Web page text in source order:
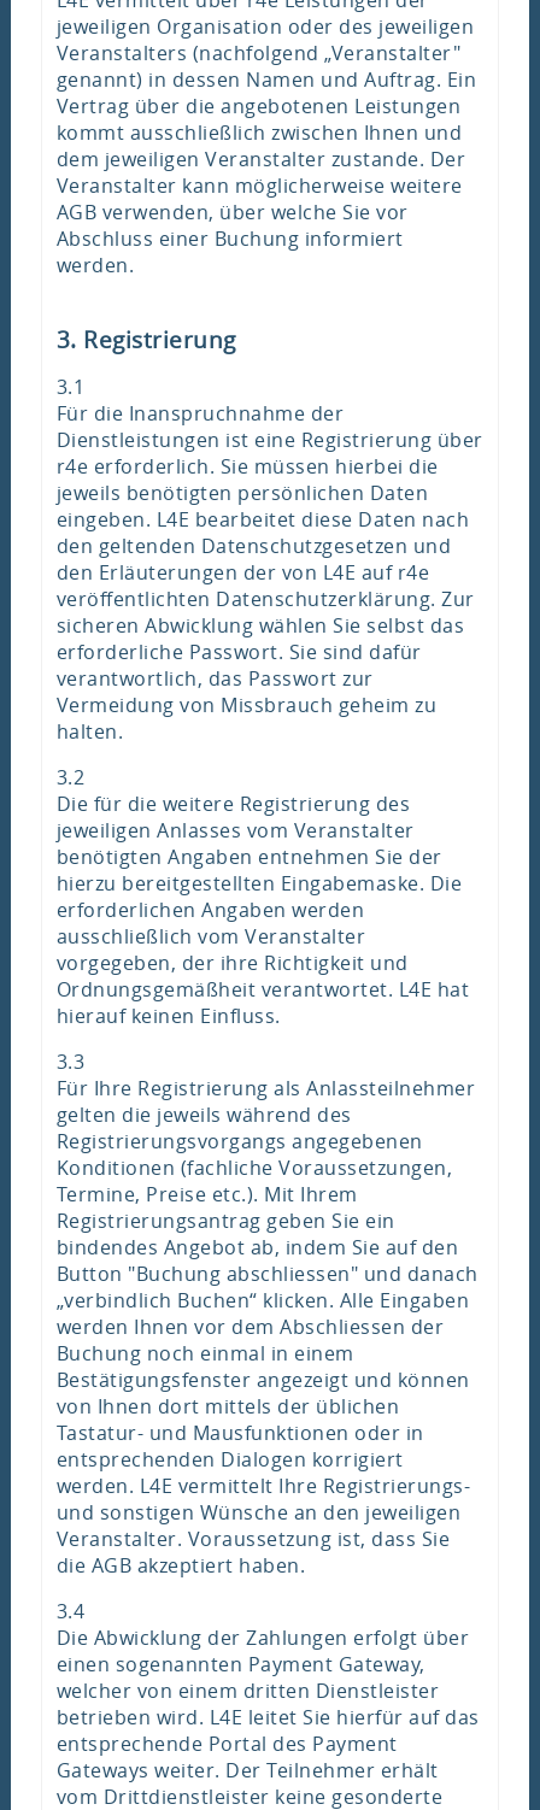
jeweiligen Organisation oder des jeweiligen
Veranstalters (nachfolgend „Veranstalter"
genannt) in dessen Namen und Auftrag. Ein
Vertrag über die angebotenen Leistungen
kommt ausschließlich zwischen Ihnen und
dem jeweiligen Veranstalter zustande. Der
Veranstalter kann möglicherweise weitere
AGB verwenden, über welche Sie vor
Abschluss einer Buchung informiert
werden.
3. Registrierung
3.1
Für die Inanspruchnahme der
Dienstleistungen ist eine Registrierung über
r4e erforderlich. Sie müssen hierbei die
jeweils benötigten persönlichen Daten
eingeben. L4E bearbeitet diese Daten nach
den geltenden Datenschutzgesetzen und
den Erläuterungen der von L4E auf r4e
veröffentlichten Datenschutzerklärung. Zur
sicheren Abwicklung wählen Sie selbst das
erforderliche Passwort. Sie sind dafür
verantwortlich, das Passwort zur
Vermeidung von Missbrauch geheim zu
halten.
3.2
Die für die weitere Registrierung des
jeweiligen Anlasses vom Veranstalter
benötigten Angaben entnehmen Sie der
hierzu bereitgestellten Eingabemaske. Die
erforderlichen Angaben werden
ausschließlich vom Veranstalter
vorgegeben, der ihre Richtigkeit und
Ordnungsgemäßheit verantwortet. L4E hat
hierauf keinen Einfluss.
3.3
Für Ihre Registrierung als Anlassteilnehmer
gelten die jeweils während des
Registrierungsvorgangs angegebenen
Konditionen (fachliche Voraussetzungen,
Termine, Preise etc.). Mit Ihrem
Registrierungsantrag geben Sie ein
bindendes Angebot ab, indem Sie auf den
Button "Buchung abschliessen" und danach
„verbindlich Buchen“ klicken. Alle Eingaben
werden Ihnen vor dem Abschliessen der
Buchung noch einmal in einem
Bestätigungsfenster angezeigt und können
von Ihnen dort mittels der üblichen
Tastatur- und Mausfunktionen oder in
entsprechenden Dialogen korrigiert
werden. L4E vermittelt Ihre Registrierungs-
und sonstigen Wünsche an den jeweiligen
Veranstalter. Voraussetzung ist, dass Sie
die AGB akzeptiert haben.
3.4
Die Abwicklung der Zahlungen erfolgt über
einen sogenannten Payment Gateway,
welcher von einem dritten Dienstleister
betrieben wird. L4E leitet Sie hierfür auf das
entsprechende Portal des Payment
Gateways weiter. Der Teilnehmer erhält
vom Drittdienstleister keine gesonderte